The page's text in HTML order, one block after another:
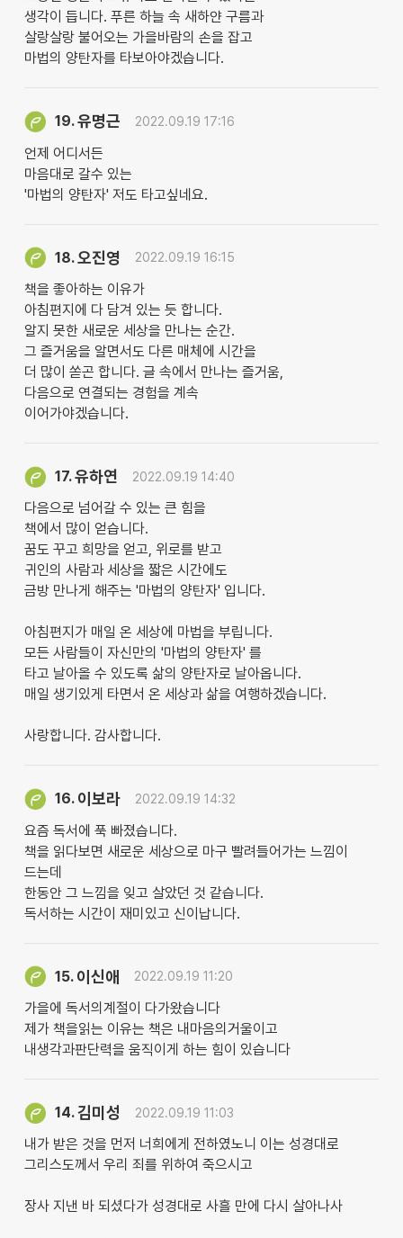
생각이 듭니다. 푸른 하늘 속 새하얀 구름과
살랑살랑 불어오는 가을바람의 손을 잡고
마법의 양탄자를 타보아야겠습니다.
19.유명근 2022.09.19 17:16
언제 어디서든
마음대로 갈수 있는
'마법의 양탄자' 저도 타고싶네요.
18.오진영 2022.09.19 16:15
책을 좋아하는 이유가
아침편지에 다 담겨 있는 듯 합니다.
알지 못한 새로운 세상을 만나는 순간.
그 즐거움을 알면서도 다른 매체에 시간을
더 많이 쏟곤 합니다. 글 속에서 만나는 즐거움,
다음으로 연결되는 경험을 계속
이어가야겠습니다.
17.유하연 2022.09.19 14:40
다음으로 넘어갈 수 있는 큰 힘을
책에서 많이 얻습니다.
꿈도 꾸고 희망을 얻고, 위로를 받고
귀인의 사람과 세상을 짧은 시간에도
금방 만나게 해주는 '마법의 양탄자' 입니다.
아침편지가 매일 온 세상에 마법을 부립니다.
모든 사람들이 자신만의 '마법의 양탄자' 를
타고 날아올 수 있도록 삶의 양탄자로 날아옵니다.
매일 생기있게 타면서 온 세상과 삶을 여행하겠습니다.
사랑합니다. 감사합니다.
16. 이보라 2022.09.19 14:32
요즘 독서에 푹 빠졌습니다.
책을 읽다보면 새로운 세상으로 마구 빨려들어가는 느낌이
드는데
한동안 그 느낌을 잊고 살았던 것 같습니다.
독서하는 시간이 재미있고 신이납니다.
15. 이신애 2022.09.19 11:20
가을에 독서의계절이 다가왔습니다
제가 책을읽는 이유는 책은 내마음의거울이고
내생각과판단력을 움직이게 하는 힘이 있습니다
14.김미성 2022.09.19 11:03
내가 받은 것을 먼저 너희에게 전하였노니 이는 성경대로
그리스도께서 우리 죄를 위하여 죽으시고
장사 지낸 바 되셨다가 성경대로 사흘 만에 다시 살아나사